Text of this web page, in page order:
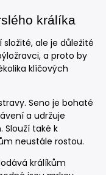
králíka
ale je důležité
a proto by
klíčových
Seno je bohaté
a udržuje
Slouží také k
neustále rostou.
králíkům